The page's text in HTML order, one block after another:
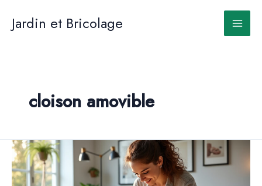
contenu
Jardin et Bricolage
cloison amovible